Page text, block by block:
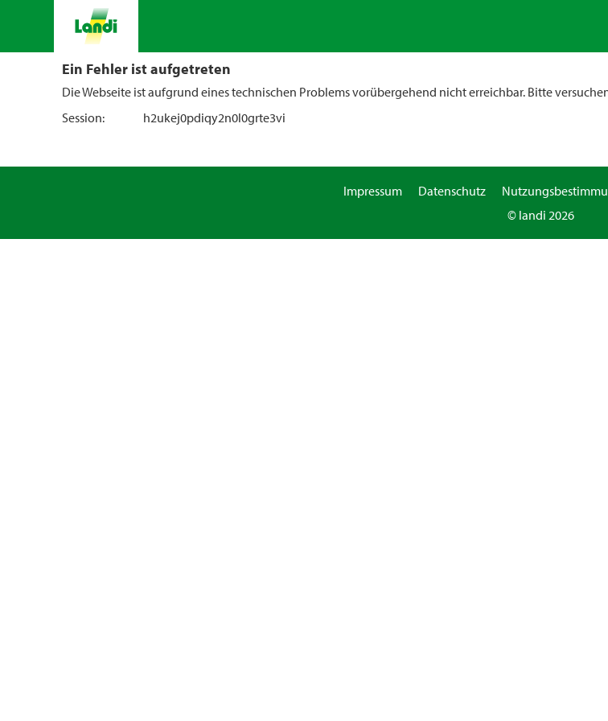
Ein Fehler ist aufgetreten
Die Webseite ist aufgrund eines technischen Problems vorübergehend nicht erreichbar. Bitte
Session:
h2ukej0pdiqy2n0l0grte3vi
Impressum Datenschutz
© landi 2026